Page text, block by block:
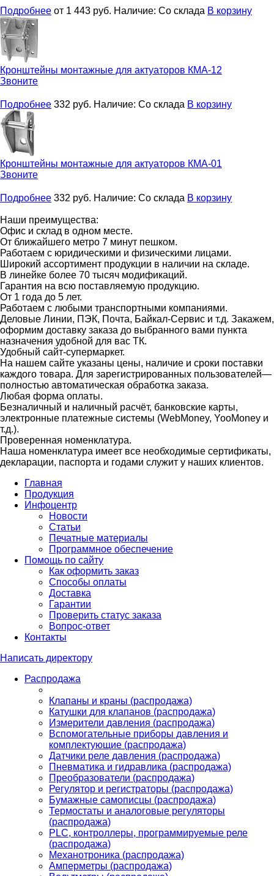
Подробнее от 1 443 руб. Наличие: Со склада В корзину
Кронштейны монтажные для актуаторов КМА-12
Звоните
Подробнее 332 руб. Наличие: Со склада В корзину
Кронштейны монтажные для актуаторов КМА-01
Звоните
Подробнее 332 руб. Наличие: Со склада В корзину
Наши преимущества:
Офис и склад в одном месте.
От ближайшего метро 7 минут пешком.
Работаем с юридическими и физическими лицами.
Широкий ассортимент продукции в наличии на складе.
В линейке более 70 тысяч модификаций.
Гарантия на всю поставляемую продукцию.
От 1 года до 5 лет.
Работаем с любыми транспортными компаниями.
Деловые Линии, ПЭК, Почта, Байкал-Сервис и т.д. Закажем,
оформим доставку заказа до выбранного вами пункта
назначения удобной для вас ТК.
Удобный сайт-супермаркет.
На нашем сайте указаны цены, наличие и сроки поставки
каждого товара. Для зарегистрированных пользователей—
полностью автоматическая обработка заказа.
Любая форма оплаты.
Безналичный и наличный расчёт, банковские карты,
электронные платежные системы (WebMoney, YooMoney и
т.д.).
Проверенная номенклатура.
Наша номенклатура имеет все необходимые сертификаты,
декларации, паспорта и годами служит у наших клиентов.
Главная
Продукция
Инфоцентр
Новости
Статьи
Печатные материалы
Программное обеспечение
Помощь по сайту
Как оформить заказ
Способы оплаты
Доставка
Гарантии
Проверить статус заказа
Вопрос-ответ
Контакты
Написать директору
Распродажа
Клапаны и краны (распродажа)
Катушки для клапанов (распродажа)
Измерители давления (распродажа)
Вспомогательные приборы давления и
комплектующие (распродажа)
Датчики реле давления (распродажа)
Пневматика и гидравлика (распродажа)
Преобразователи (распродажа)
Регулятор и регистраторы (распродажа)
Бумажные самописцы (распродажа)
Термостаты и аналоговые регуляторы
(распродажа)
PLС, контроллеры, программируемые реле
(распродажа)
Механотроника (распродажа)
Амперметры (распродажа)